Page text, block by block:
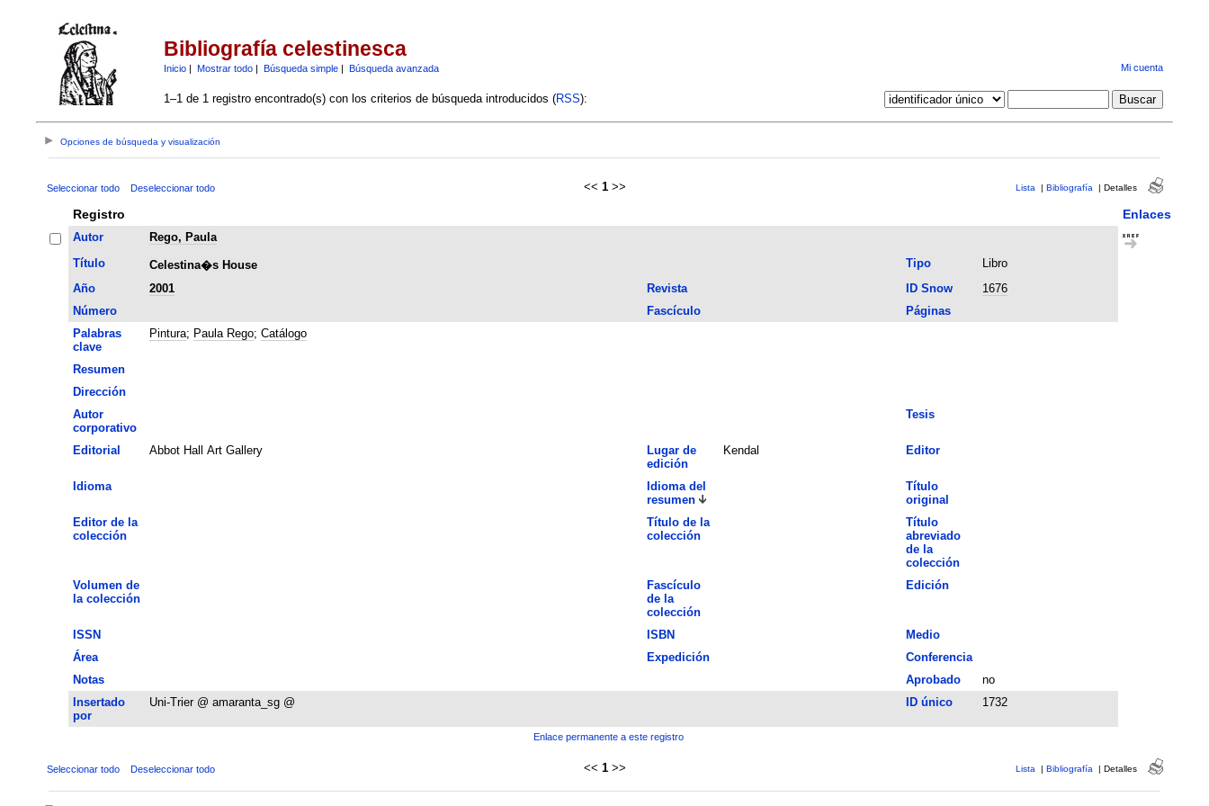
Bibliografía celestinesca
Inicio| Mostrar todo| Búsqueda simple| Búsqueda avanzada Mi cuenta
1–1 de 1 registro encontrado(s) con los criterios de búsqueda introducidos (RSS):
Opciones de búsqueda y visualización
Seleccionar todo Deseleccionar todo << 1 >> Lista | Bibliografía | Detalles
Registro Enlaces
Autor
Rego, Paula
Título
Celestina�s House Tipo
Libro
Año
2001 Revista ID Snow
1676
Número
Fascículo
Páginas
Palabras
clave
Pintura; Paula Rego; Catálogo
Resumen
Dirección
Autor
corporativo
Tesis
Editorial Abbot Hall Art Gallery
Lugar de
edición
Kendal Editor
Idioma
Idioma del
resumen
Título
original
Editor de la
colección
Título de la
colección
Título
abreviado
de la
colección
Volumen de
la colección
Fascículo
de la
colección
Edición
ISSN ISBN
Medio
Área
Expedición
Conferencia
Notas
Aprobado
no
Insertado
por
Uni-Trier @ amaranta_sg @ ID único 1732
Enlace permanente a este registro
Seleccionar todo Deseleccionar todo << 1 >> Lista | Bibliografía | Detalles